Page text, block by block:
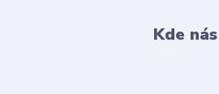
Kde